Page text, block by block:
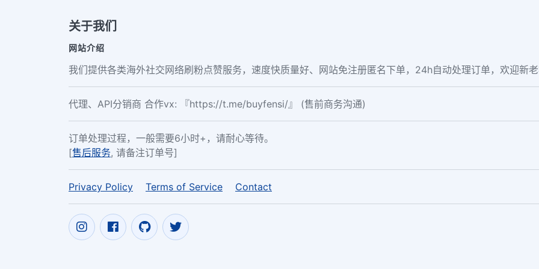
关于我们
网站介绍
我们提供各类海外社交网络刷粉点赞服务，速度快质量好、网站免注册匿名下单，24h自动处理订单，欢迎新老
代理、API分销商 合作vx: 『https://t.me/buyfensi/』 (售前商务沟通)
订单处理过程，一般需要6小时+，请耐心等待。
[售后服务, 请备注订单号]
Privacy Policy Terms of Service Contact